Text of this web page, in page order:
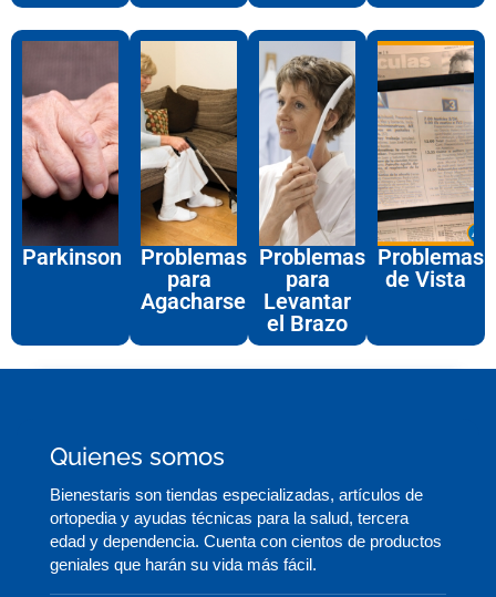
Parkinson
Problemas
para
Agacharse
Problemas
para
Levantar
el Brazo
Problemas
de Vista
Quienes somos
Bienestaris son tiendas especializadas, artículos de
ortopedia y ayudas técnicas para la salud, tercera
edad y dependencia. Cuenta con cientos de productos
geniales que harán su vida más fácil.